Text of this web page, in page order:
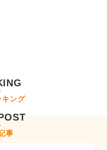
キング
事